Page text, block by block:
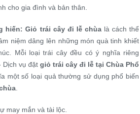
cho gia đình và bản thân.
hiến: Giỏ trái cây đi lễ chùalà cách thể
niệm dâng lên những món quà tinh khiết
Mỗi loại trái cây đều có ý nghĩa riêng
Dịch vụ đặt giỏ trái cây đi lễ tại Chùa Phổ
một số loại quả thường sử dụng phổ biến
may mắn và tài lộc.